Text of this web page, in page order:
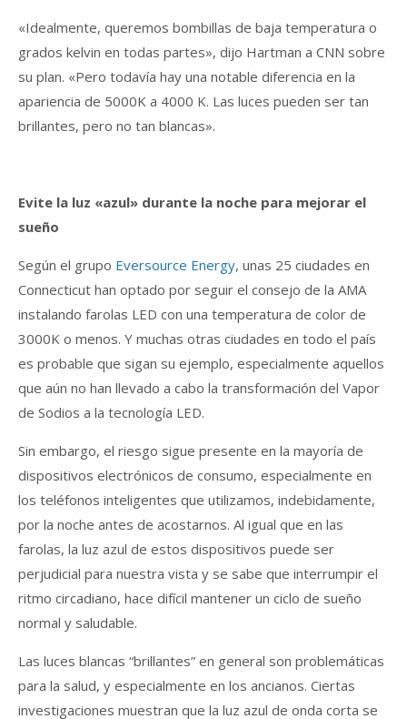
«Idealmente, queremos bombillas de baja temperatura o
grados kelvin en todas partes», dijo Hartman a CNN sobre
su plan. «Pero todavía hay una notable diferencia en la
apariencia de 5000K a 4000 K. Las luces pueden ser tan
brillantes, pero no tan blancas».
Evite la luz «azul» durante la noche para mejorar el
sueño
Según el grupo Eversource Energy, unas 25 ciudades en
Connecticut han optado por seguir el consejo de la AMA
instalando farolas LED con una temperatura de color de
3000K o menos. Y muchas otras ciudades en todo el país
es probable que sigan su ejemplo, especialmente aquellos
que aún no han llevado a cabo la transformación del Vapor
de Sodios a la tecnología LED.
Sin embargo, el riesgo sigue presente en la mayoría de
dispositivos electrónicos de consumo, especialmente en
los teléfonos inteligentes que utilizamos, indebidamente,
por la noche antes de acostarnos. Al igual que en las
farolas, la luz azul de estos dispositivos puede ser
perjudicial para nuestra vista y se sabe que interrumpir el
ritmo circadiano, hace difícil mantener un ciclo de sueño
normal y saludable.
Las luces blancas “brillantes” en general son problemáticas
para la salud, y especialmente en los ancianos. Ciertas
investigaciones muestran que la luz azul de onda corta se